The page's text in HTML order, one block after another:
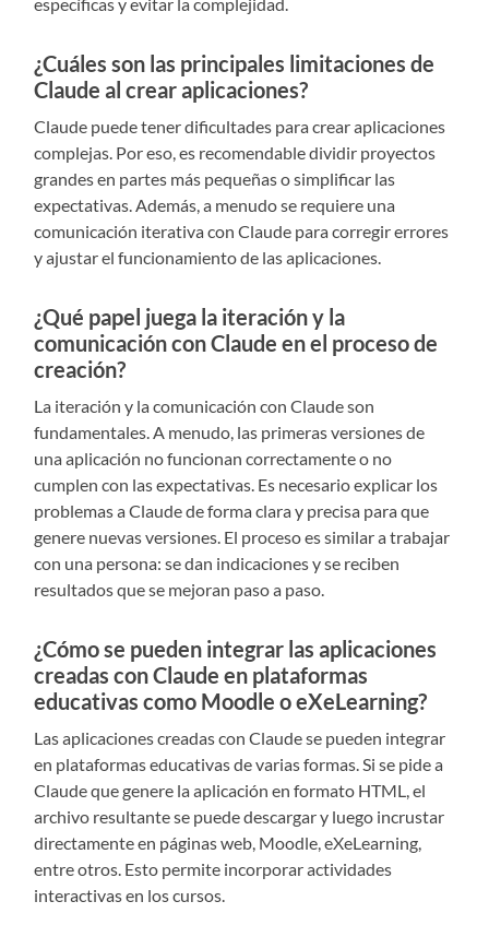
¿Cuáles son las principales limitaciones de
Claude al crear aplicaciones?
Claude puede tener dificultades para crear aplicaciones
complejas. Por eso, es recomendable dividir proyectos
grandes en partes más pequeñas o simplificar las
expectativas. Además, a menudo se requiere una
comunicación iterativa con Claude para corregir errores
y ajustar el funcionamiento de las aplicaciones.
¿Qué papel juega la iteración y la
comunicación con Claude en el proceso de
creación?
La iteración y la comunicación con Claude son
fundamentales. A menudo, las primeras versiones de
una aplicación no funcionan correctamente o no
cumplen con las expectativas. Es necesario explicar los
problemas a Claude de forma clara y precisa para que
genere nuevas versiones. El proceso es similar a trabajar
con una persona: se dan indicaciones y se reciben
resultados que se mejoran paso a paso.
¿Cómo se pueden integrar las aplicaciones
creadas con Claude en plataformas
educativas como Moodle o eXeLearning?
Las aplicaciones creadas con Claude se pueden integrar
en plataformas educativas de varias formas. Si se pide a
Claude que genere la aplicación en formato HTML, el
archivo resultante se puede descargar y luego incrustar
directamente en páginas web, Moodle, eXeLearning,
entre otros. Esto permite incorporar actividades
interactivas en los cursos.